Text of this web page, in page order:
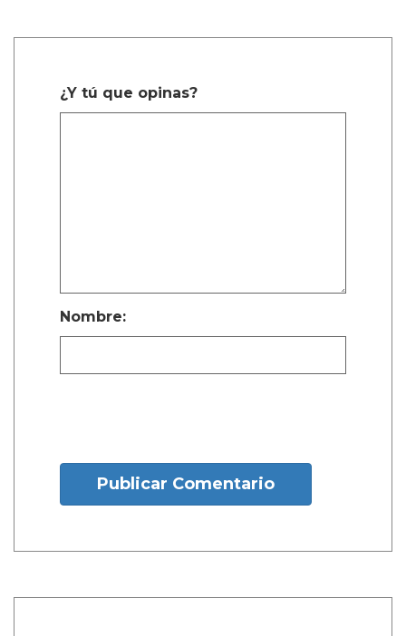
¿Y tú que opinas?
Nombre:
Publicar Comentario